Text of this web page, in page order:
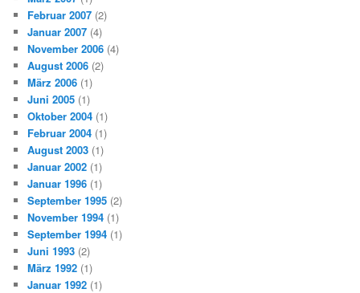
Februar 2007 (2)
Januar 2007 (4)
November 2006 (4)
August 2006 (2)
März 2006 (1)
Juni 2005 (1)
Oktober 2004 (1)
Februar 2004 (1)
August 2003 (1)
Januar 2002 (1)
Januar 1996 (1)
September 1995 (2)
November 1994 (1)
September 1994 (1)
Juni 1993 (2)
März 1992 (1)
Januar 1992 (1)